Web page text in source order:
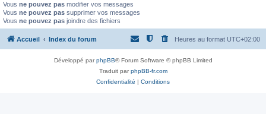
Vous ne pouvez pas modifier vos messages
Vous ne pouvez pas supprimer vos messages
Vous ne pouvez pas joindre des fichiers
Accueil Index du forum Heures au format UTC+02:00
Développé parphpBB® Forum Software © phpBB Limited
Traduit parphpBB-fr.com
Confidentialité | Conditions